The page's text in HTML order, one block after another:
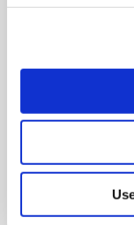
lanzamiento de
en el proceso
familia